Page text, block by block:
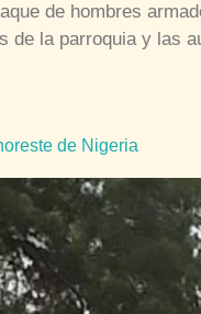
de hombres
de la parroquia y las
de Nigeria